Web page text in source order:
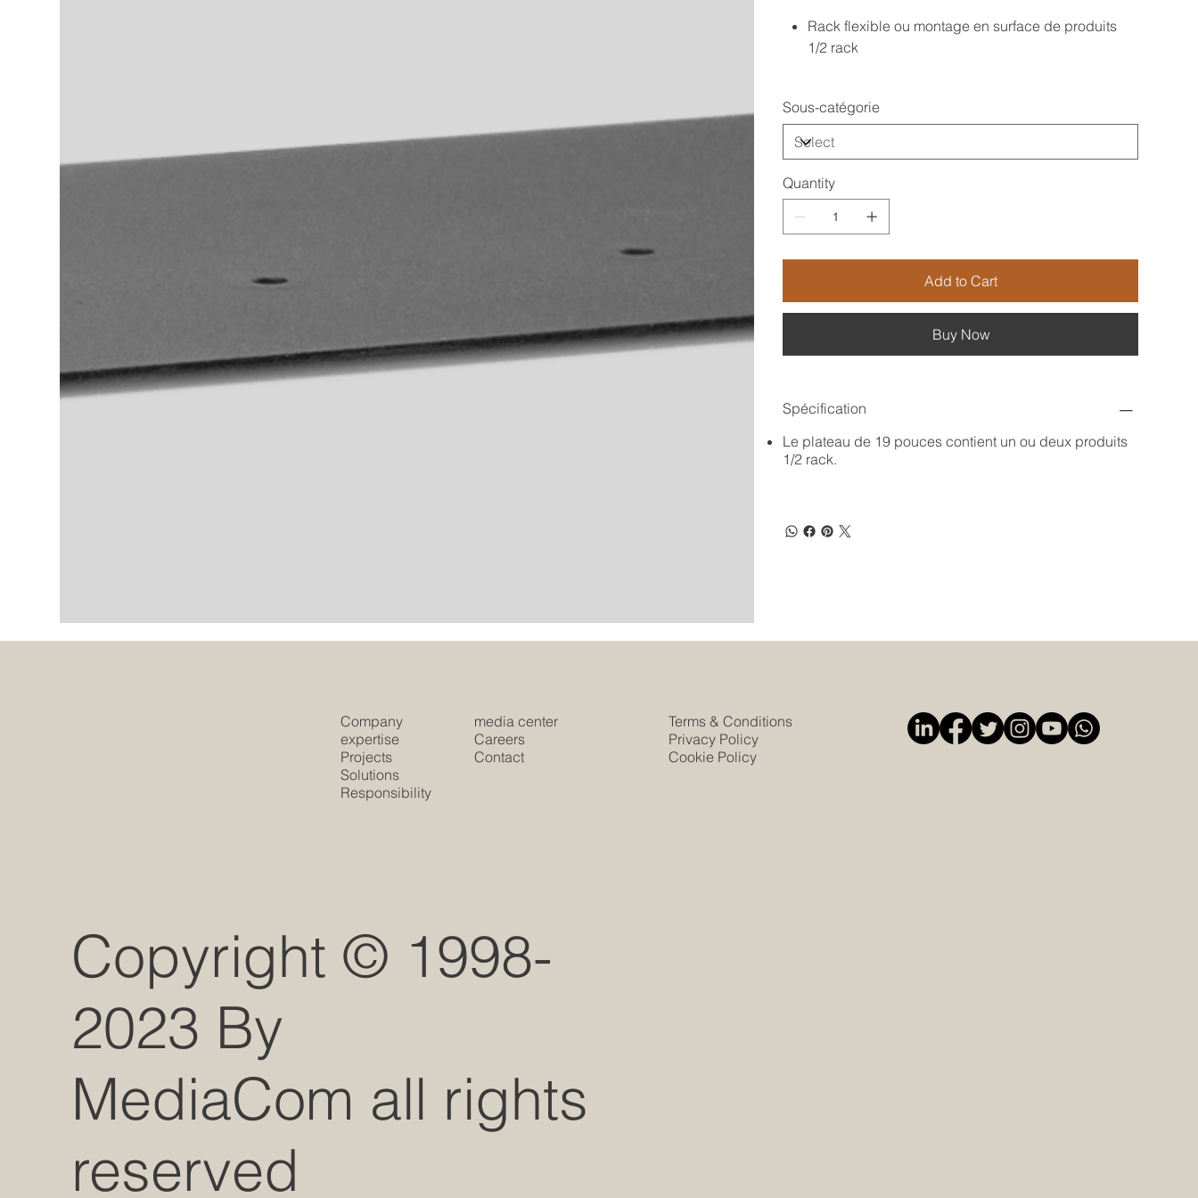
Rack flexible ou montage en surface de produits
1/2 rack
Sous-catégorie
Quantity
Add to Cart
Buy Now
Spécification
Le plateau de 19 pouces contient un ou deux produits
1/2 rack.
Copyright © 1998-
2023 By
MediaCom all rights
reserved
Company
expertise
Projects
Solutions
Responsibility
media center
Careers
Contact
Terms & Conditions
Privacy Policy
Cookie Policy